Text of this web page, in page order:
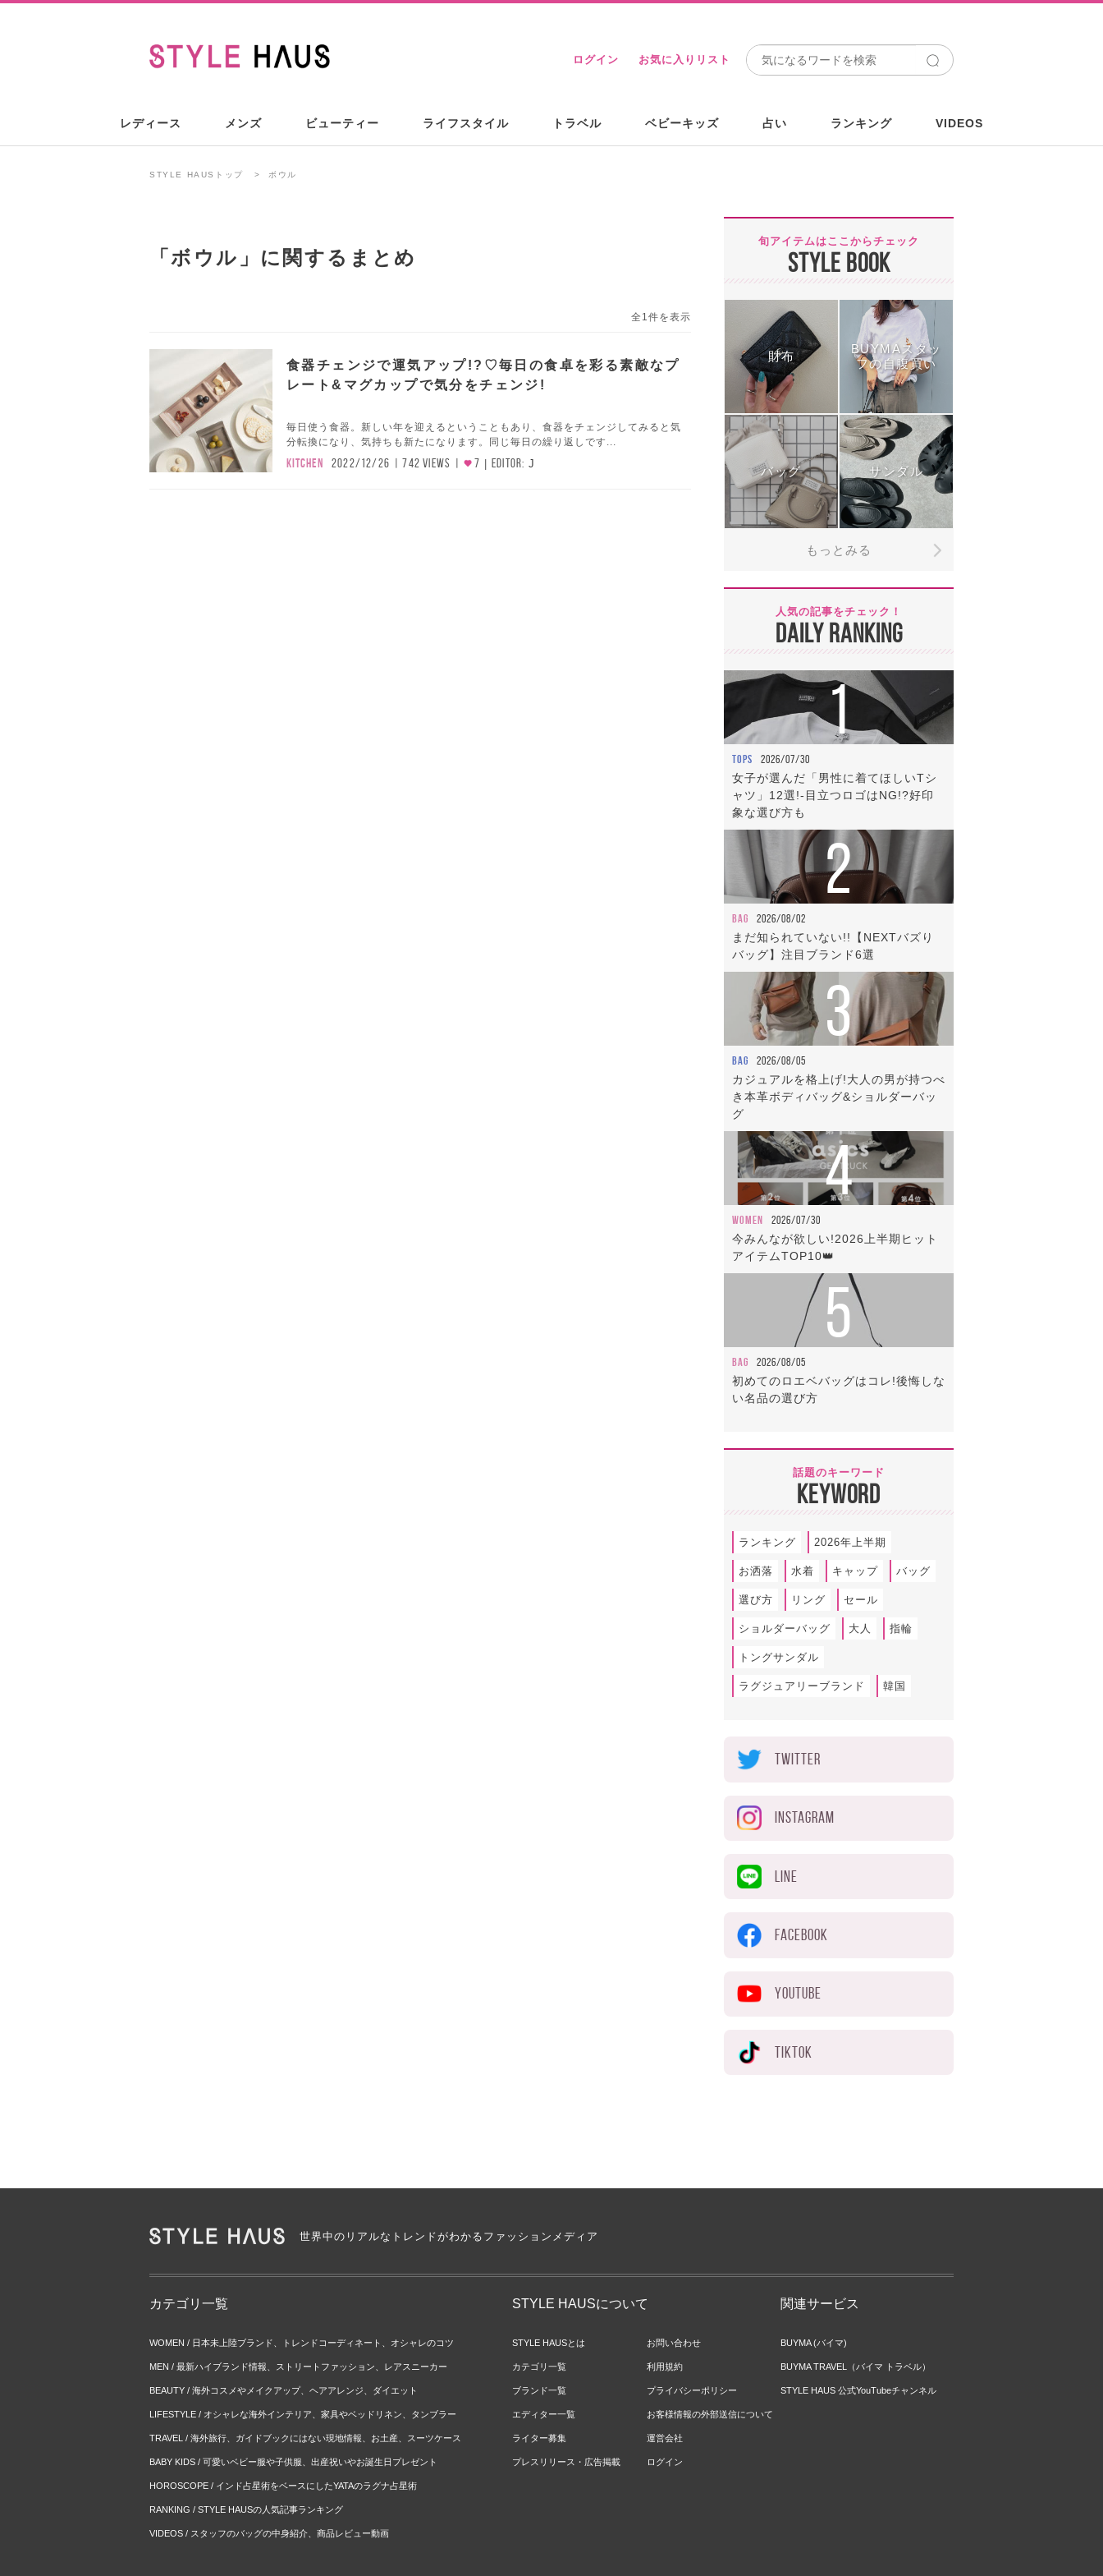
ログイン お気に入りリスト
レディース メンズ ビューティー ライフスタイル トラベル ベビーキッズ 占い ランキング VIDEOS
STYLE HAUSトップ ボウル
「ボウル 」に関するまとめ
全1件を表示
食器チェンジで運気アップ!?♡毎日の食卓を彩る素敵なプ
レート&マグカップで気分をチェンジ!
毎日使う食器。新しい年を迎えるということもあり、食器をチェンジしてみると気
分転換になり、気持ちも新たになります。同じ毎日の繰り返しです...
KITCHEN 2022/12/26 742 VIEWS 7 EDITOR: J
旬アイテムはここからチェック
STYLE BOOK
財布
BUYMAスタッ
フの自腹買い
バッグ サンダル
もっとみる
人気の記事をチェック！
DAILY RANKING
1
TOPS 2026/07/30
女子が選んだ「男性に着てほしいTシ
ャツ」12選!-目立つロゴはNG!?好印
象な選び方も
2
BAG 2026/08/02
まだ知られていない!!【NEXTバズり
バッグ】注目ブランド6選
3
BAG 2026/08/05
カジュアルを格上げ!大人の男が持つべ
き本革ボディバッグ&ショルダーバッ
グ
4
WOMEN 2026/07/30
今みんなが欲しい!2026上半期ヒット
アイテムTOP10👑
5
BAG 2026/08/05
初めてのロエベバッグはコレ!後悔しな
い名品の選び方
話題のキーワード
KEYWORD
ランキング 2026年上半期
お洒落 水着 キャップ バッグ
選び方 リング セール
ショルダーバッグ 大人 指輪
トングサンダル
ラグジュアリーブランド 韓国
TWITTER
INSTAGRAM
LINE
FACEBOOK
YOUTUBE
TIKTOK
世界中のリアルなトレンドがわかるファッションメディア
カテゴリ一覧
WOMEN / 日本未上陸ブランド、トレンドコーディネート、オシャレのコツ
MEN / 最新ハイブランド情報、ストリートファッション、レアスニーカー
BEAUTY / 海外コスメやメイクアップ、ヘアアレンジ、ダイエット
LIFESTYLE / オシャレな海外インテリア、家具やベッドリネン、タンブラー
TRAVEL / 海外旅行、ガイドブックにはない現地情報、お土産、スーツケース
BABY KIDS / 可愛いベビー服や子供服、出産祝いやお誕生日プレゼント
HOROSCOPE / インド占星術をベースにしたYATAのラグナ占星術
RANKING / STYLE HAUSの人気記事ランキング
VIDEOS / スタッフのバッグの中身紹介、商品レビュー動画
STYLE HAUSについて
STYLE HAUSとは
カテゴリ一覧
ブランド一覧
エディター一覧
ライター募集
プレスリリース・広告掲載
お問い合わせ
利用規約
プライバシーポリシー
お客様情報の外部送信について
運営会社
ログイン
関連サービス
BUYMA (バイマ)
BUYMA TRAVEL（バイマ トラベル）
STYLE HAUS 公式YouTubeチャンネル